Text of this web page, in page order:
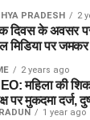
PRADESH 2
दिवस के अवसर
मिडिया पर जमकर
2 years ago
महिला की
पर मुकदमा दर्ज,
1 year ago